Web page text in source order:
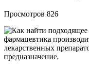
Просмотров 826
фармацевтика
лекарственных
предназначение.